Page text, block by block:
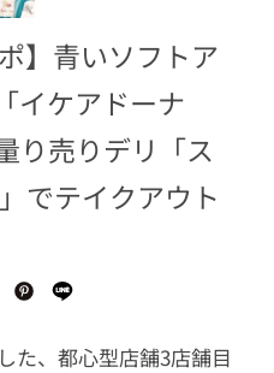
】青いソフトア
イケアドーナ
り売りデリ「ス
でテイクアウト
た、都心型店舗3店舗目